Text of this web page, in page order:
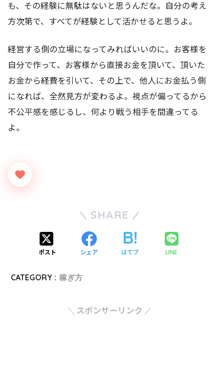
も、その経験に無駄はないと思うんだな。自分の考え
方次第で、すべてが経験として活かせると思うよ。
経営する側の立場になってみればいいのに。お客様を
自分で作って、お客様から直接お金を頂いて、頂いた
お金から経費を引いて、その上で、他人にお金払う側
になれば、全然見方が変わるよ。視点が偏ってるから
不公平感を感じるし、何より戦う相手を間違ってる
よ。
SHARE
ポスト シェア はてブ LINE
CATEGORY : 稼ぎ方
スポンサーリンク